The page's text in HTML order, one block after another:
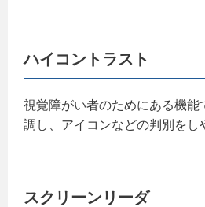
ハイコントラスト
視覚障がい者のためにある機能
調し、アイコンなどの判別をし
スクリーンリーダ